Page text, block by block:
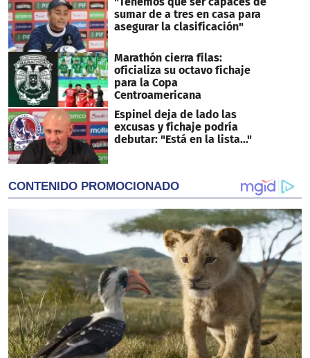
sumar de a tres en casa para
asegurar la clasificación"
Marathón cierra filas:
oficializa su octavo fichaje
para la Copa
Centroamericana
Espinel deja de lado las
excusas y fichaje podría
debutar: "Está en la lista..."